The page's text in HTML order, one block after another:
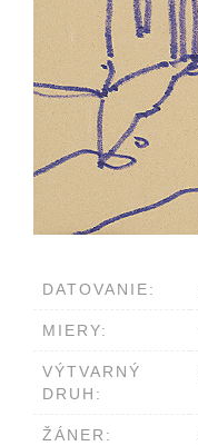
DATOVANIE:
MIERY:
VÝTVARNÝ
DRUH:
ŽÁNER: